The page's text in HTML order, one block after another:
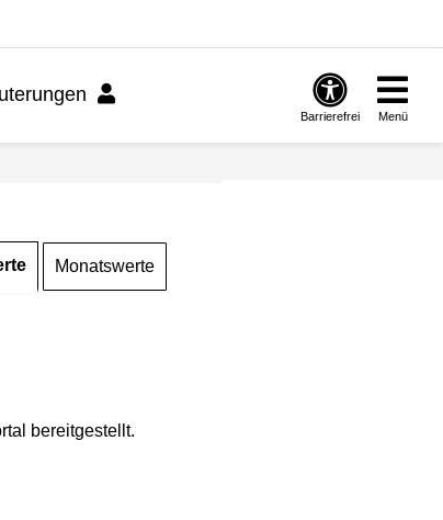
Barrierefrei Menü
Monatswerte
bereitgestellt.